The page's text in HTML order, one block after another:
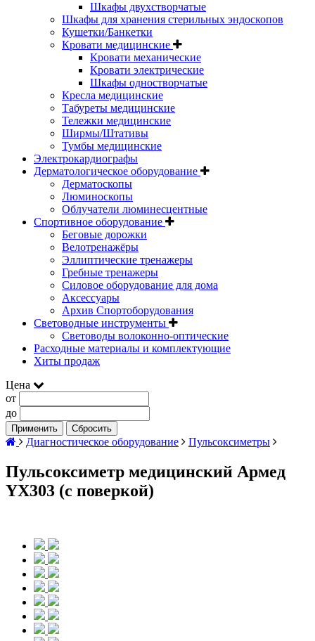
Шкафы двухстворчатые
Шкафы для хранения стерильных эндоскопов
Кушетки/Банкетки
Кровати медицинские
Кровати механические
Кровати электрические
Шкафы одностворчатые
Кресла медицинские
Табуреты медицинские
Тележки медицинские
Ширмы/Штативы
Тумбы медицинские
Электрокардиографы
Дерматологическое оборудование
Дерматоскопы
Люминоскопы
Облучатели люминесцентные
Спортивное оборудование
Беговые дорожки
Велотренажёры
Эллиптические тренажеры
Гребные тренажеры
Силовое оборудование для дома
Аксессуары
Архив Спортоборудования
Световодные инструменты
Световоды волоконно-оптические
Расходные материалы и комплектующие
Хиты продаж
Цена
от
до
Применить Сбросить
Диагностическое оборудование Пульсоксиметры
Пульсоксиметр медицинский Армед
YX303 (с поверкой)